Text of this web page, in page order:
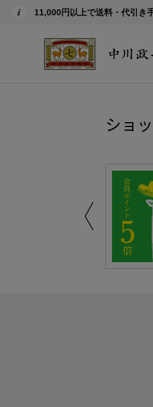
11,000円以上で送料・代引き
ショ